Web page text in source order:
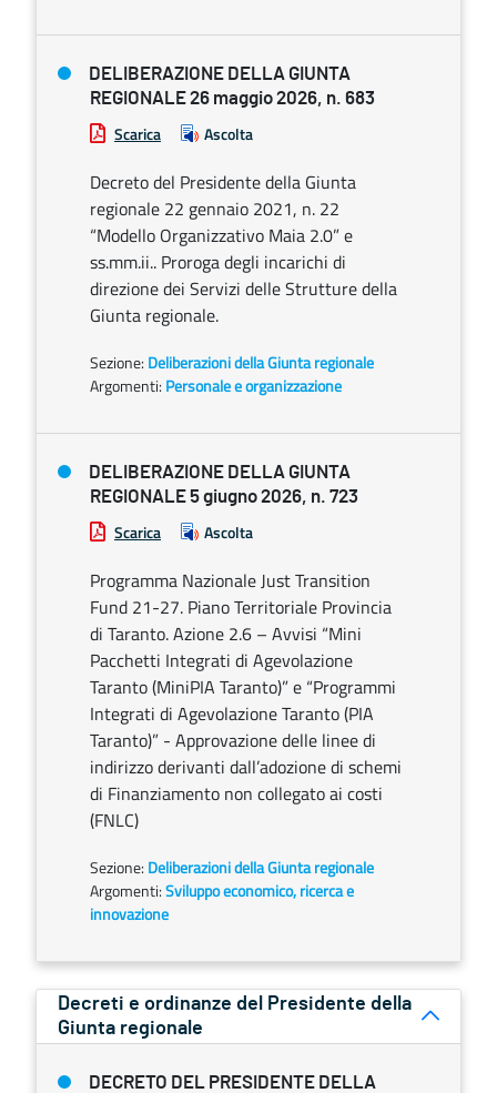
DELIBERAZIONE DELLA GIUNTA
REGIONALE 26 maggio 2026, n. 683
Scarica Ascolta
Decreto del Presidente della Giunta
regionale 22 gennaio 2021, n. 22
“Modello Organizzativo Maia 2.0” e
ss.mm.ii.. Proroga degli incarichi di
direzione dei Servizi delle Strutture della
Giunta regionale.
Sezione: Deliberazioni della Giunta regionale
Argomenti: Personale e organizzazione
DELIBERAZIONE DELLA GIUNTA
REGIONALE 5 giugno 2026, n. 723
Scarica Ascolta
Programma Nazionale Just Transition
Fund 21-27. Piano Territoriale Provincia
di Taranto. Azione 2.6 – Avvisi “Mini
Pacchetti Integrati di Agevolazione
Taranto (MiniPIA Taranto)” e “Programmi
Integrati di Agevolazione Taranto (PIA
Taranto)” - Approvazione delle linee di
indirizzo derivanti dall’adozione di schemi
di Finanziamento non collegato ai costi
(FNLC)
Sezione: Deliberazioni della Giunta regionale
Argomenti:Sviluppo economico, ricerca e
innovazione
Decreti e ordinanze del Presidente della
Giunta regionale
DECRETO DEL PRESIDENTE DELLA